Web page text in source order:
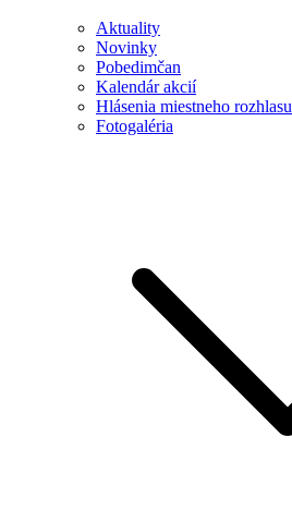
Aktuality
Novinky
Pobedimčan
Kalendár akcií
Hlásenia miestneho rozhlasu
Fotogaléria